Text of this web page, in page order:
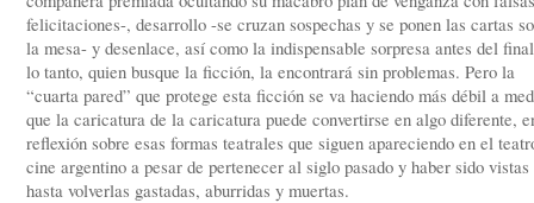
felicitaciones-, desarrollo -se cruzan sospechas y se ponen las cartas
la mesa- y desenlace, así como la indispensable sorpresa antes del
lo tanto, quien busque la ficción, la encontrará sin problemas. Pero la
“cuarta pared” que protege esta ficción se va haciendo más débil a
que la caricatura de la caricatura puede convertirse en algo diferente,
reflexión sobre esas formas teatrales que siguen apareciendo en el
cine argentino a pesar de pertenecer al siglo pasado y haber sido vistas
hasta volverlas gastadas, aburridas y muertas.